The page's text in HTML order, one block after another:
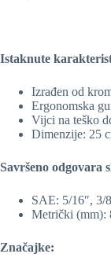
Istaknute
Izrađen od
Ergonomska
Vijci na teško
Dimenzije: 25
Savršeno odgovara
SAE: 5/16″, 3/
Metrički (mm):
Značajke: